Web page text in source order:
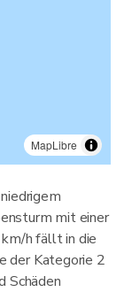
MapLibre
mit einer
h fällt in die
der Kategorie 2
Schäden